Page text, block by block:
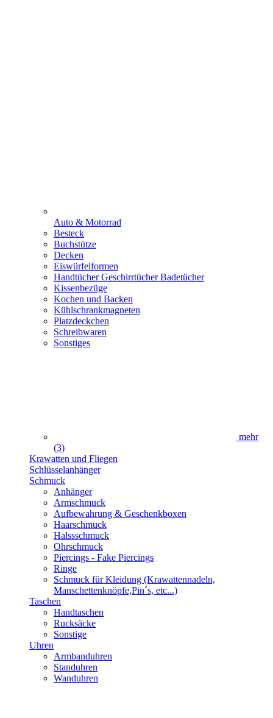
Auto & Motorrad
Besteck
Buchstütze
Decken
Eiswürfelformen
Handtücher Geschirrtücher Badetücher
Kissenbezüge
Kochen und Backen
Kühlschrankmagneten
Platzdeckchen
Schreibwaren
Sonstiges
mehr
(3)
Krawatten und Fliegen
Schlüsselanhänger
Schmuck
Anhänger
Armschmuck
Aufbewahrung & Geschenkboxen
Haarschmuck
Halssschmuck
Ohrschmuck
Piercings - Fake Piercings
Ringe
Schmuck für Kleidung (Krawattennadeln,
Manschettenknöpfe,Pin´s, etc...)
Taschen
Handtaschen
Rucksäcke
Sonstige
Uhren
Armbanduhren
Standuhren
Wanduhren